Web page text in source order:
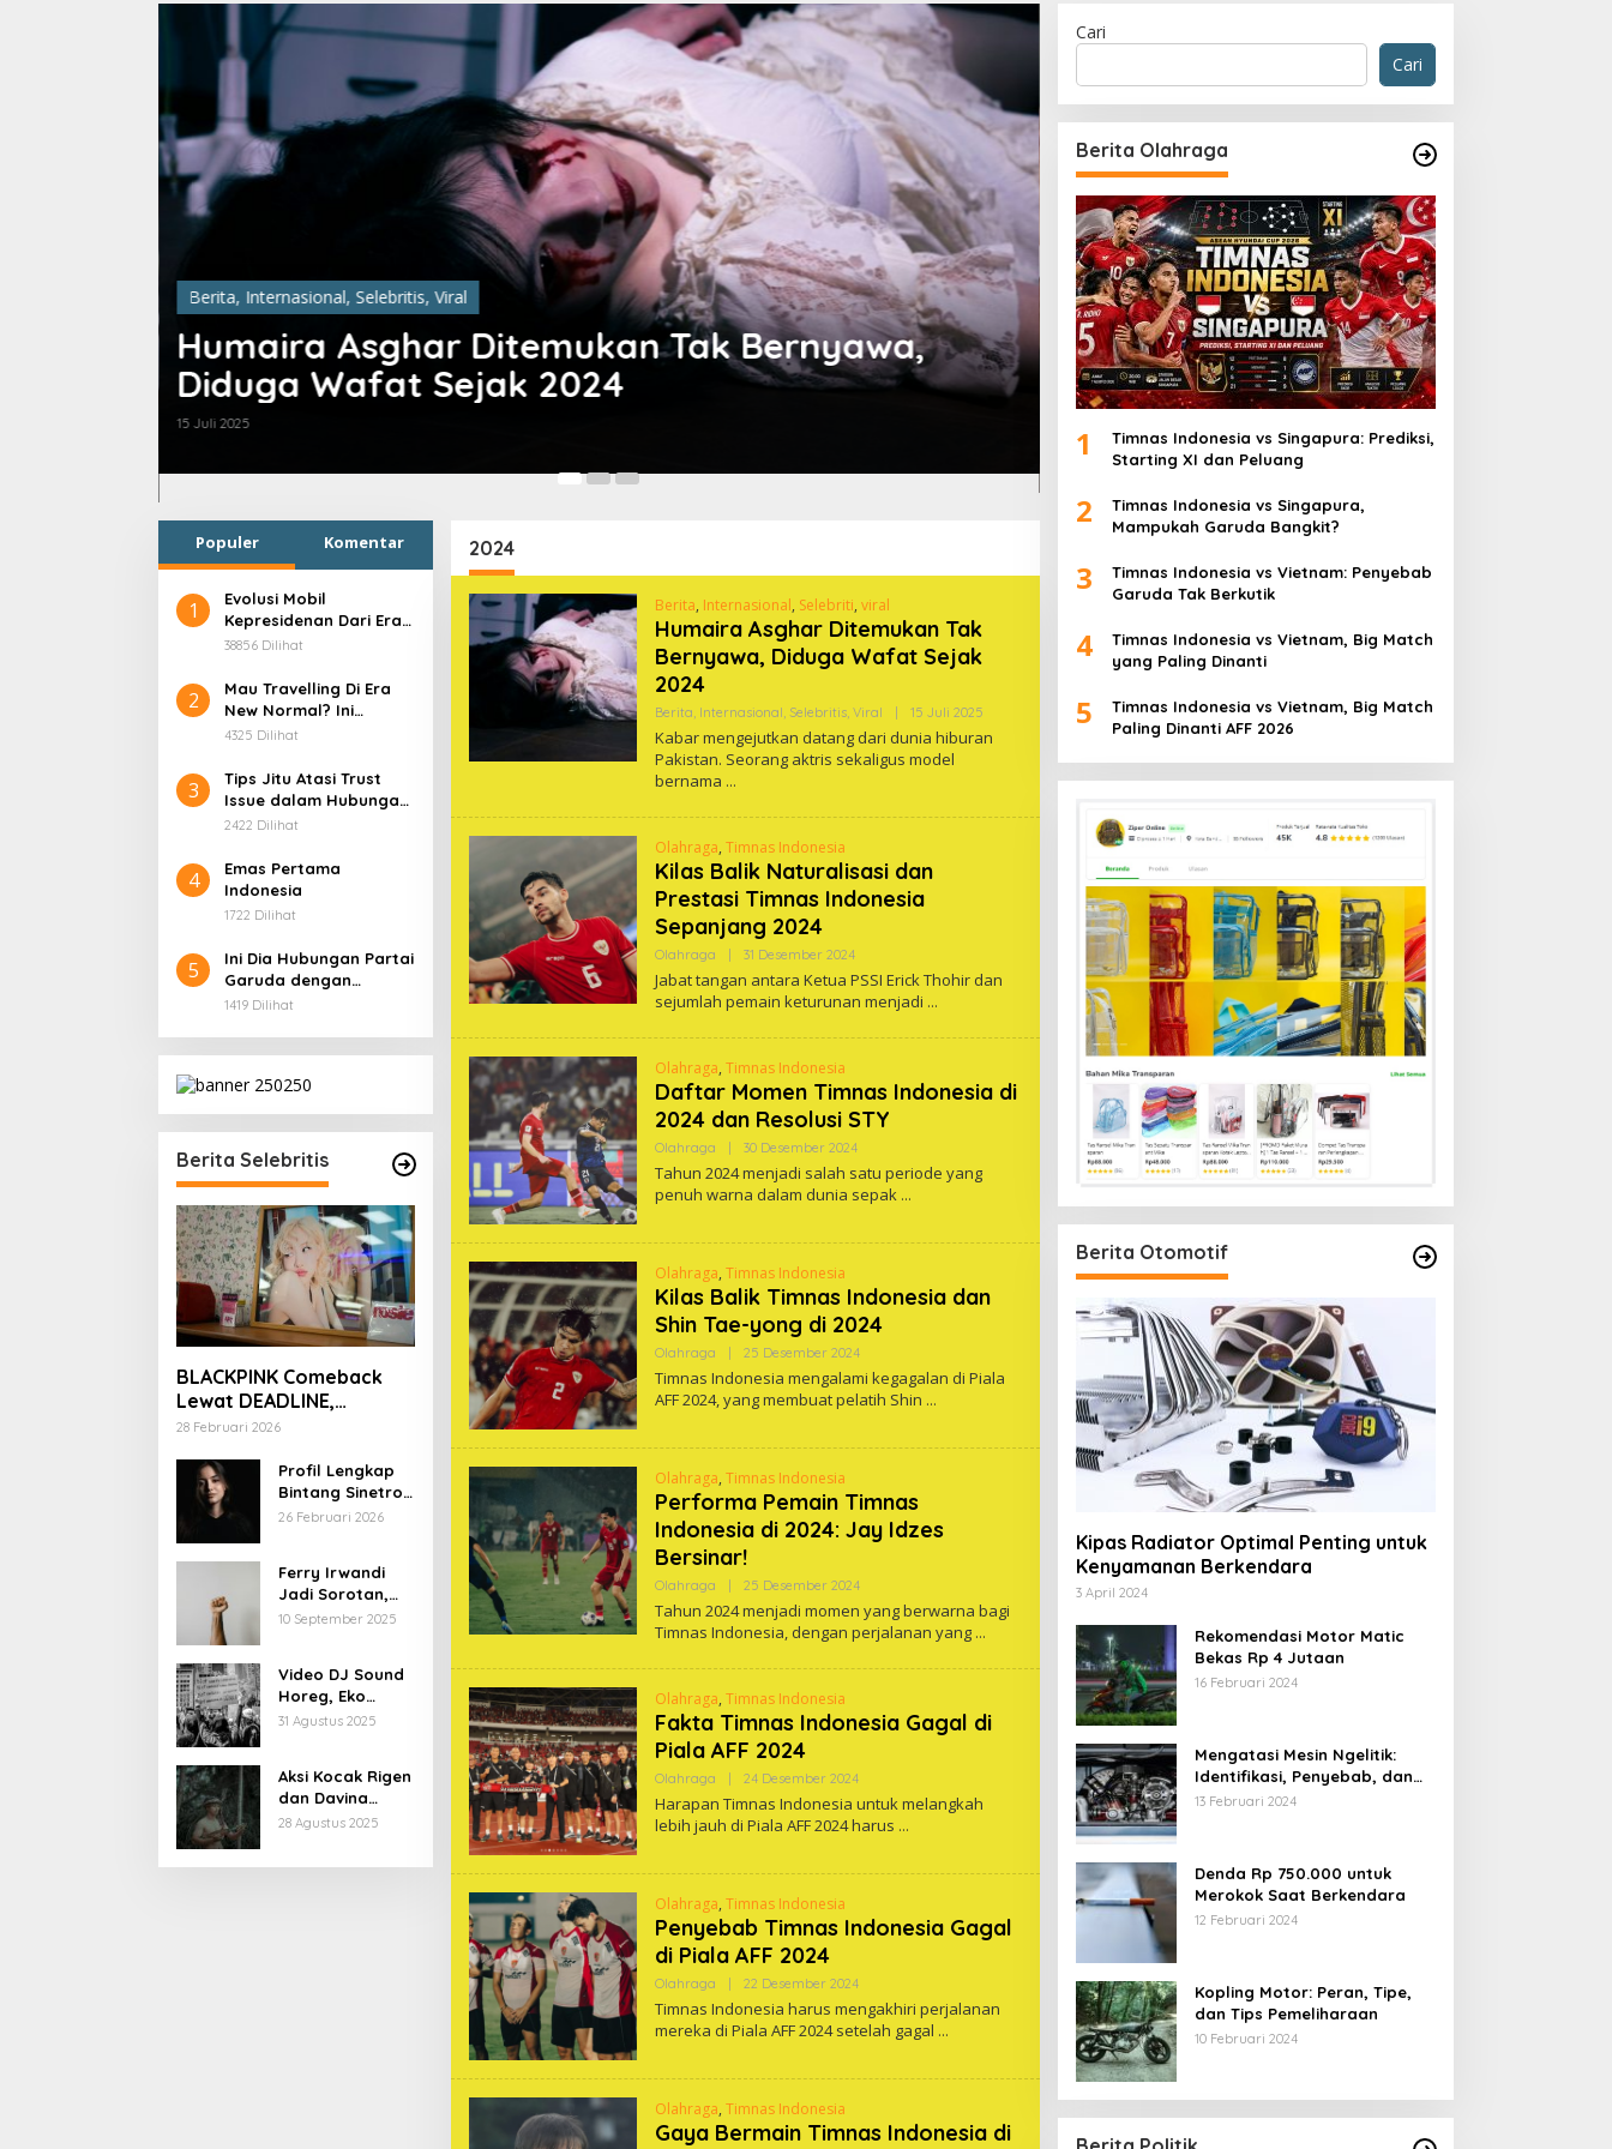
Bernyawa,
Olahraga
Kilas Balik Naturalisasi dan Prestasi Timnas
Indonesia Sepanjang 2024
Olahraga
Daftar Momen
Resolusi STY
30 Desember 2024
Populer Komentar
1
Evolusi Mobil
Kepresidenan Dari Era
Soekarno
38856 Dilihat
2
Mau Travelling Di Era
New Normal? Ini
Beberapa Hal Yang
Persiapkan!
4325 Dilihat
3
Tips Jitu Atasi Trust
Issue dalam Hubungan,
Dijamin Ampuh!
2422 Dilihat
4
Emas Pertama
Indonesia
1722 Dilihat
5
Ini Dia Hubungan Partai
Garuda dengan
Gerindra
1419 Dilihat
Berita Selebritis
BLACKPINK Comeback
Lewat DEADLINE,
YouTube Tembus 100
28 Februari 2026
Profil Lengkap
Bintang Sinetron
Mencintai Ipar
26 Februari 2026
Ferry Irwandi
Jadi Sorotan,
Begini Latar
10 September 2025
Video DJ Sound
Horeg, Eko
Patrio Buka
31 Agustus 2025
Aksi Kocak Rigen
dan Davina
Karamoy di Film
28 Agustus 2025
2024
Berita, Internasional, Selebriti, viral
Humaira Asghar Ditemukan Tak
Bernyawa, Diduga Wafat Sejak
2024
Berita, Internasional, Selebritis, Viral 15 Juli 2025Oleh
Kabar mengejutkan datang dari dunia hiburan
Pakistan. Seorang aktris sekaligus model
bernama
Olahraga, Timnas Indonesia
Kilas Balik Naturalisasi dan
Prestasi Timnas Indonesia
Sepanjang 2024
Olahraga 31 Desember 2024Oleh
Jabat tangan antara Ketua PSSI Erick Thohir dan
sejumlah pemain keturunan menjadi
Olahraga, Timnas Indonesia
Daftar Momen Timnas Indonesia di
2024 dan Resolusi STY
Olahraga 30 Desember 2024Oleh
Tahun 2024 menjadi salah satu periode yang
penuh warna dalam dunia sepak
Olahraga, Timnas Indonesia
Kilas Balik Timnas Indonesia dan
Shin Tae-yong di 2024
Olahraga 25 Desember 2024Oleh
Timnas Indonesia mengalami kegagalan di Piala
AFF 2024, yang membuat pelatih Shin
Olahraga, Timnas Indonesia
Performa Pemain Timnas
Indonesia di 2024: Jay Idzes
Bersinar!
Olahraga 25 Desember 2024Oleh
Tahun 2024 menjadi momen yang berwarna bagi
Timnas Indonesia, dengan perjalanan yang
Olahraga, Timnas Indonesia
Fakta Timnas Indonesia Gagal di
Piala AFF 2024
Olahraga 24 Desember 2024Oleh
Harapan Timnas Indonesia untuk melangkah
lebih jauh di Piala AFF 2024 harus
Olahraga, Timnas Indonesia
Penyebab Timnas Indonesia Gagal
di Piala AFF 2024
Olahraga 22 Desember 2024Oleh
Timnas Indonesia harus mengakhiri perjalanan
mereka di Piala AFF 2024 setelah gagal
Olahraga, Timnas Indonesia
Gaya Bermain Timnas Indonesia di
Cari
Cari
Berita Olahraga
1
Timnas Indonesia vs Singapura: Prediksi,
Starting XI dan Peluang
2
Timnas Indonesia vs Singapura,
Mampukah Garuda Bangkit?
3
Timnas Indonesia vs Vietnam: Penyebab
Garuda Tak Berkutik
4
Timnas Indonesia vs Vietnam, Big Match
yang Paling Dinanti
5
Timnas Indonesia vs Vietnam, Big Match
Paling Dinanti AFF 2026
Berita Otomotif
Kipas Radiator Optimal Penting untuk
Kenyamanan Berkendara
3 April 2024
Rekomendasi Motor Matic
Bekas Rp 4 Jutaan
16 Februari 2024
Mengatasi Mesin Ngelitik:
Identifikasi, Penyebab, dan
Solusi
13 Februari 2024
Denda Rp 750.000 untuk
Merokok Saat Berkendara
12 Februari 2024
Kopling Motor: Peran, Tipe,
dan Tips Pemeliharaan
10 Februari 2024